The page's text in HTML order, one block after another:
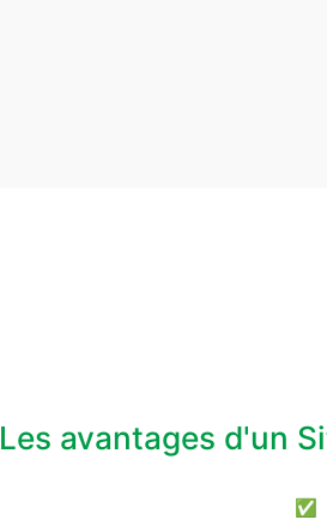
Les avantages d'un
✅